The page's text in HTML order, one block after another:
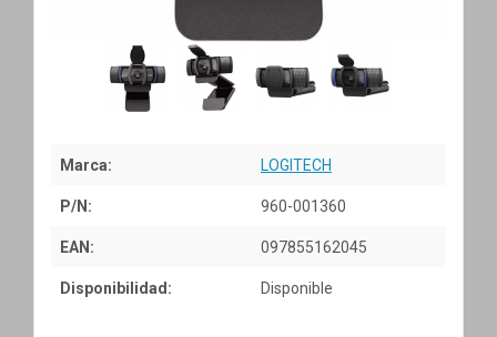
Marca: LOGITECH
P/N: 960-001360
EAN: 097855162045
Disponibilidad: Disponible